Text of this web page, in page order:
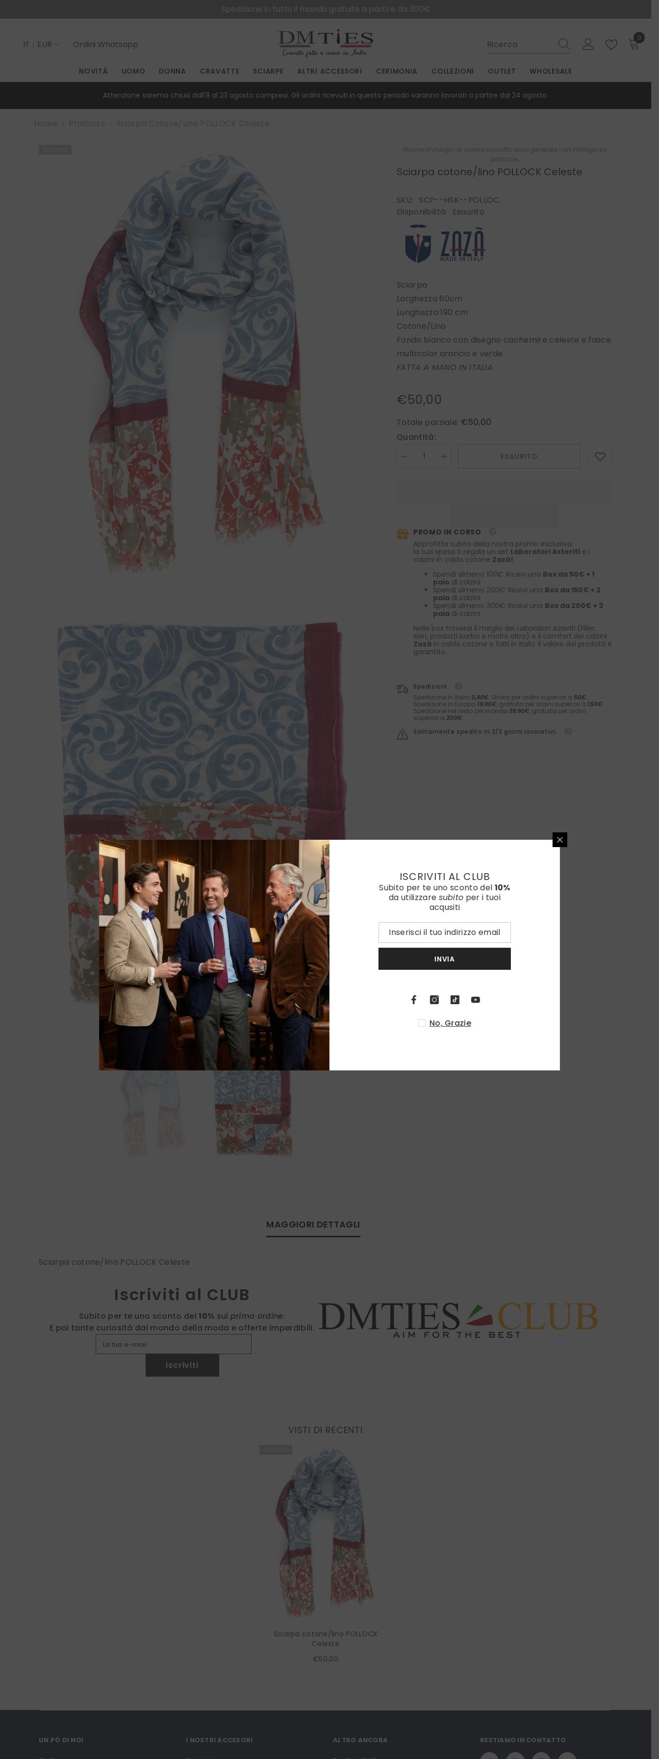
Spedizione in tutto il mondo gratuite a partire da 300€
IT
EUR Ordini Whatsapp
0
0
NOVITÀ UOMO DONNA CRAVATTE SCIARPE ALTRI ACCESSORI CERIMONIA COLLEZIONI OUTLET WHOLESALE
Attenzione saremo chiusi dall'8 al 23 agosto compresi. Gli ordini ricevuti in questo periodo saranno lavorati a partire dal 24 agosto.
Alcune immagini di questo prodotto sono generate con intelligenza
artificiale.
Sciarpa cotone/lino POLLOCK Celeste
SKU: SCP--HSK--POLLOC
Disponibilità:
Esaurito
Sciarpa
Larghezza 60cm
Lunghezza 190 cm
Cotone/Lino
Fondo bianco con disegno cachemire celeste e fasce
multicolor arancio e verde
FATTA A MANO IN ITALIA
€50,00
Totale parziale: €50,00
Quantità:
Diminuire
ESAURITO
PROMO IN CORSO
Approfitta subito della nostra promo esclusiva:
la tua spesa ti regala un set Laboratori Asteriti e i
calzini in caldo cotone Zazà!
Spendi almeno 100€: Ricevi una Box da 50€ + 1
paio di calzini
Spendi almeno200€: Ricevi una Box da 150€ + 2
paia di calzini
Spendi almeno 300€: Ricevi una Box da 200€ + 3
paia di calzini
Nelle box troverai il meglio dei Laboratori Asteriti (filler,
sieri, prodotti barba e molto altro) e il comfort dei calzini
Zazà in caldo cotone e fatti in Italia. Il valore dei prodotti è
garantito.
Spedizioni
Spedizione in Italia 5,90€. Gratis per ordini superiori a 50€.
Spedizione in Europa 19.90€, gratuita per ordini superiori a 150€.
Spedizione nel resto del mondo 39.90€, gratuita per ordini
superiori a 300€
Solitamente spedito in 2/3 giorni lavorativi.
MAGGIORI DETTAGLI
Sciarpa cotone/lino POLLOCK Celeste
Iscriviti al CLUB
Subito per te uno sconto del 10% sul primo ordine.
E poi tante curiosità dal mondo della moda e offerte imperdibili.
La tua e-mail
Iscriviti
VISTI DI RECENTI
Sciarpa cotone/lino POLLOCK
Celeste
€50,00
UN PÒ DI NOI I NOSTRI ACCESORI ALTRO ANCORA RESTIAMO IN CONTATTO
ISCRIVITI AL CLUB
Subito per te uno sconto del 10%
da utilizzare subito per i tuoi
acqusiti
INVIA
No, Grazie